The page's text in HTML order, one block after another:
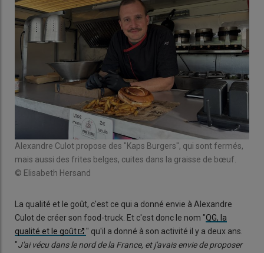
Alexandre Culot propose des "Kaps Burgers", qui sont fermés,
mais aussi des frites belges, cuites dans la graisse de bœuf.
© Elisabeth Hersand
La qualité et le goût, c'est ce qui a donné envie à Alexandre
Culot de créer son food-truck. Et c'est donc le nom "QG, la
qualité et le goût
" qu'il a donné à son activité il y a deux ans.
"J'ai vécu dans le nord de la France, et j'avais envie de proposer